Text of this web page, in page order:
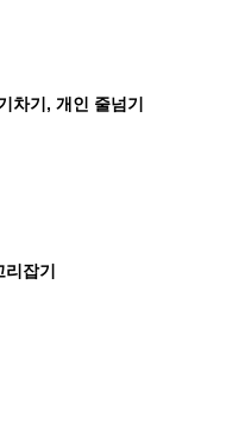
기, 개인 줄넘기
잡기